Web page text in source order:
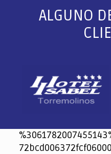
ALGUNO